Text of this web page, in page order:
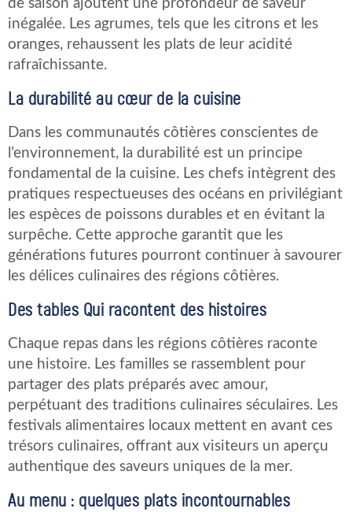
de saison ajoutent une profondeur de saveur
inégalée. Les agrumes, tels que les citrons et les
oranges, rehaussent les plats de leur acidité
rafraîchissante.
La durabilité au cœur de la cuisine
Dans les communautés côtières conscientes de
l’environnement, la durabilité est un principe
fondamental de la cuisine. Les chefs intègrent des
pratiques respectueuses des océans en privilégiant
les espèces de poissons durables et en évitant la
surpêche. Cette approche garantit que les
générations futures pourront continuer à savourer
les délices culinaires des régions côtières.
Des tables Qui racontent des histoires
Chaque repas dans les régions côtières raconte
une histoire. Les familles se rassemblent pour
partager des plats préparés avec amour,
perpétuant des traditions culinaires séculaires. Les
festivals alimentaires locaux mettent en avant ces
trésors culinaires, offrant aux visiteurs un aperçu
authentique des saveurs uniques de la mer.
Au menu : quelques plats incontournables